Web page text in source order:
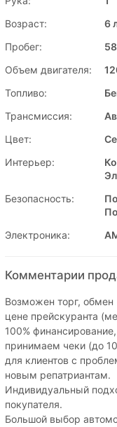
Возраст:
6
Пробег:
Объем двигателя:
Топливо:
Трансмиссия:
Цвет:
Интерьер:
Безопасность:
Электроника:
Комментарии
Возможен торг,
цене прейскуранта
100%
принимаем чеки (до
для клиентов с
новым репатриантам.
Индивидуальный
покупателя.
Большой выбор